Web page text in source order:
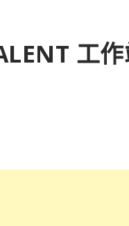
工